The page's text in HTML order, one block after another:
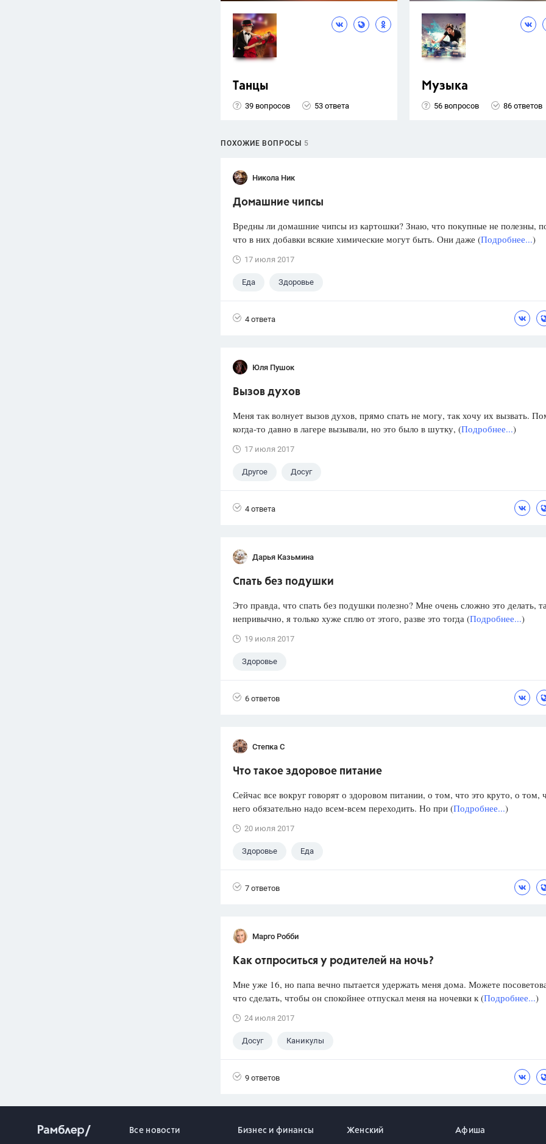
Танцы
39 вопросов 53 ответа
Музыка
56 вопросов 86 ответов
ПОХОЖИЕ ВОПРОСЫ 5
Никола Ник
Домашние чипсы
Вредны ли домашние чипсы из картошки? Знаю, что покупные не полезны,
что в них добавки всякие химические могут быть. Они даже (Подробнее...)
17 июля 2017
Еда Здоровье
4 ответа
Юля Пушок
Вызов духов
Меня так волнует вызов духов, прямо спать не могу, так хочу их вызвать.
когда-то давно в лагере вызывали, но это было в шутку, (Подробнее...)
17 июля 2017
Другое Досуг
4 ответа
Дарья Казьмина
Спать без подушки
Это правда, что спать без подушки полезно? Мне очень сложно это делать,
непривычно, я только хуже сплю от этого, разве это тогда (Подробнее...)
19 июля 2017
Здоровье
6 ответов
Степка С
Что такое здоровое питание
Сейчас все вокруг говорят о здоровом питании, о том, что это круто, о том,
него обязательно надо всем-всем переходить. Но при (Подробнее...)
20 июля 2017
Здоровье Еда
7 ответов
Марго Робби
Как отпроситься у родителей на ночь?
Мне уже 16, но папа вечно пытается удержать меня дома. Можете
что сделать, чтобы он спокойнее отпускал меня на ночевки к (Подробнее...)
24 июля 2017
Досуг Каникулы
9 ответов
Все новости Бизнес и финансы Женский Афиша